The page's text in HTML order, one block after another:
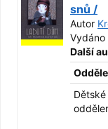
snů /
Autor
Vydáno
Další
Dětské